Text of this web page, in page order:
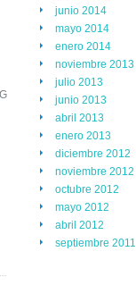
junio 2014
mayo 2014
enero 2014
noviembre 2013
julio 2013
junio 2013
abril 2013
enero 2013
diciembre 2012
noviembre 2012
octubre 2012
mayo 2012
abril 2012
septiembre 2011